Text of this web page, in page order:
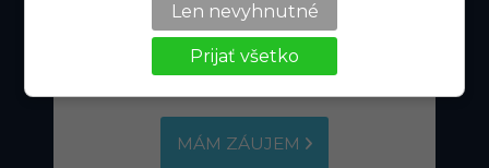
od 36 €
pri obrate kartou nad tisíc €
MÁM ZÁUJEM
Len nevyhnutné
Prijať všetko